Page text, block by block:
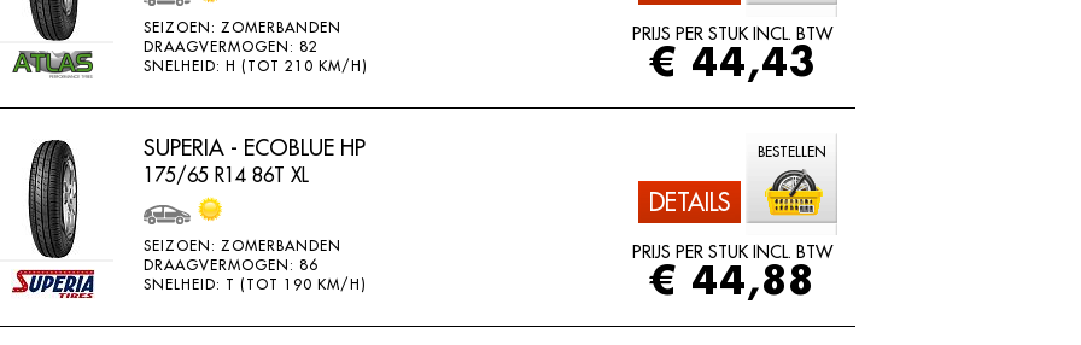
SEIZOEN: ZOMERBANDEN
DRAAGVERMOGEN: 82
SNELHEID: H (TOT 210 KM/H)
PRIJS PER STUK INCL. BTW
€ 44,43
SUPERIA - ECOBLUE HP
175/65 R14 86T XL
SEIZOEN: ZOMERBANDEN
DRAAGVERMOGEN: 86
SNELHEID: T (TOT 190 KM/H)
DETAILS
BESTELLEN
PRIJS PER STUK INCL. BTW
€ 44,88